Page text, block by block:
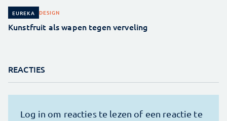
EUREKA DESIGN
Kunstfruit als wapen tegen verveling
REACTIES